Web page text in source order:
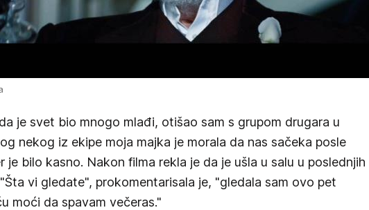
je svet bio mnogo mlađi, otišao sam s grupom drugara u
nekog iz ekipe moja majka je morala da nas sačeka posle
je bilo kasno. Nakon filma rekla je da je ušla u salu u poslednjih
vi gledate", prokomentarisala je, "gledala sam ovo pet
moći da spavam večeras."